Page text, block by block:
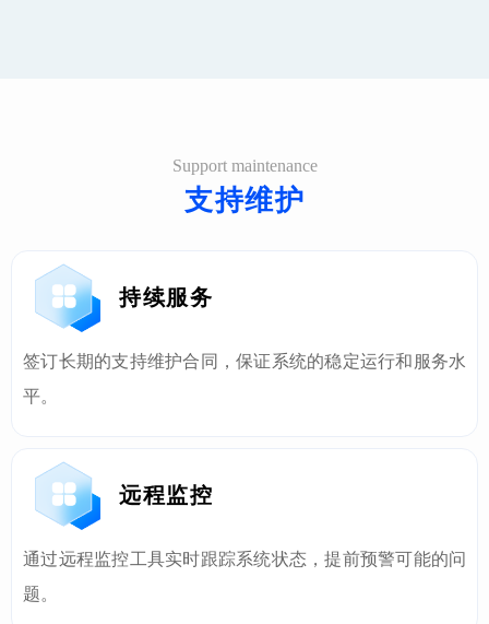
持续服务
签订长期的支持维护合同，保证系统的稳定运行和服务水
平。
Support maintenance
支持维护
远程监控
通过远程监控工具实时跟踪系统状态，提前预警可能的问
题。